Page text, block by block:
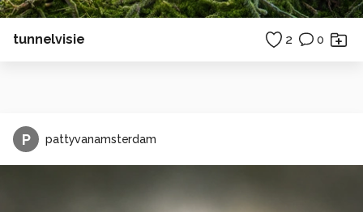
tunnelvisie 2 0
P pattyvanamsterdam